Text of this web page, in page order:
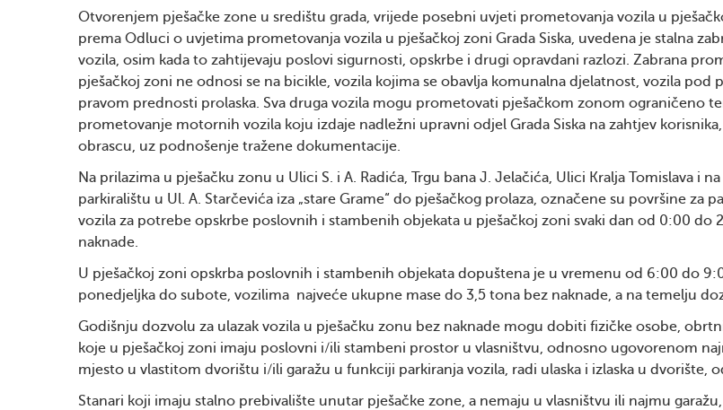
Otvorenjem pješačke zone u središtu grada, vrijede posebni uvjeti prometovanja vozila u
prema Odluci o uvjetima prometovanja vozila u pješačkoj zoni Grada Siska, uvedena je stalna
vozila, osim kada to zahtijevaju poslovi sigurnosti, opskrbe i drugi opravdani razlozi. Zabrana
pješačkoj zoni ne odnosi se na bicikle, vozila kojima se obavlja komunalna djelatnost, vozila pod
pravom prednosti prolaska. Sva druga vozila mogu prometovati pješačkom zonom ograničeno
prometovanje motornih vozila koju izdaje nadležni upravni odjel Grada Siska na zahtjev
obrascu, uz podnošenje tražene dokumentacije.
Na prilazima u pješačku zonu u Ulici S. i A. Radića, Trgu bana J. Jelačića, Ulici Kralja Tomislava i
parkiralištu u Ul. A. Starčevića iza „stare Grame“ do pješačkog prolaza, označene su površine za
vozila za potrebe opskrbe poslovnih i stambenih objekata u pješačkoj zoni svaki dan od 0:00 do
naknade.
U pješačkoj zoni opskrba poslovnih i stambenih objekata dopuštena je u vremenu od 6:00 do
ponedjeljka do subote, vozilima najveće ukupne mase do 3,5 tona bez naknade, a na temelju
Godišnju dozvolu za ulazak vozila u pješačku zonu bez naknade mogu dobiti fizičke osobe,
koje u pješačkoj zoni imaju poslovni i/ili stambeni prostor u vlasništvu, odnosno ugovorenom
mjesto u vlastitom dvorištu i/ili garažu u funkciji parkiranja vozila, radi ulaska i izlaska u dvorište,
Stanari koji imaju stalno prebivalište unutar pješačke zone, a nemaju u vlasništvu ili najmu